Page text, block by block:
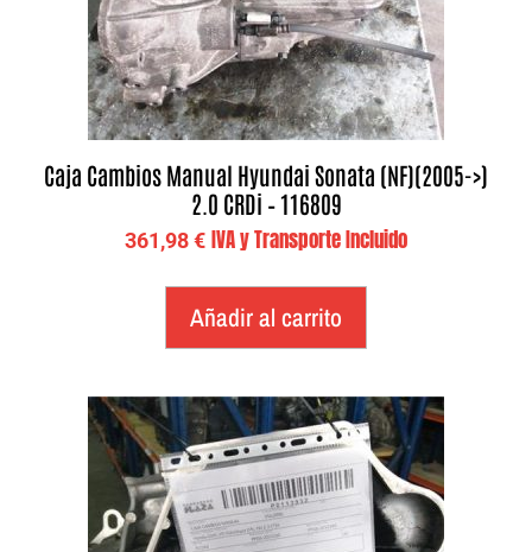
Caja Cambios Manual Hyundai Sonata (NF)(2005->)
2.0 CRDi – 116809
361,98€ IVA y Transporte Incluido
Añadir al carrito